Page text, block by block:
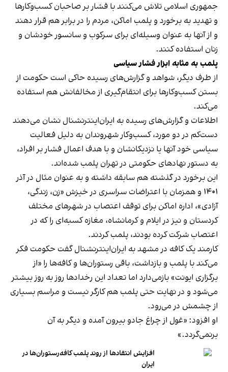
جمهوری اسلامی تلاش می‌کنند با فشار بر صاحبان کسب‌وکارها
و تهدید به برخورد و پلمب اماکن، مردم را در برابر هم قرار دهند
و از آنها به عنوان وسیله‌ای برای سرکوب و سانسور خودشان و
زنان استفاده کنند.
پلمب به مثابه ابزار فشار سیاسی
از طرف دیگر، شواهد و گزارش‌های رسیده حاکی است حکومت از
بستن کسب‌وکارها برای انتقام‌گیری از مخالفانش هم استفاده
می‌کند.
اطلاعات و گزارش‌های رسیده به ایران‌اینترنشنال نشان می‌دهند
دست‌کم در دو مورد، کسب‌وکار شهروندان به دلیل فعالیت
سیاسی خود آنها یا نزدیکانشان و با هدف اعمال فشار بر افراد،
به دستور نهادهای حکومتی در تهران پلمب شده‌اند.
این برخورد در گذشته هم سابقه داشته و به عنوان مثال در آذر
۱۴۰۱ و همزمان با اعتراضات سراسری در خیزش «زن، زندگی،
آزادی»، اداره اماکن برای توقف اعتصاب در شهرهای مختلف
کردستان و نیز در ایلام و کرمانشاه، مغازه کسبه‌ای را که در
اعتصاب شرکت کرده بودند، پلمب کردند.
کارمند یک کافه در مشهد به ایران‌اینترنشنال گفت حکومت فکر
می‌کند با پلمب و بازداشت، باقی رستوران‌ها و کافه‌ها را «از
برگزاری ایونت» بازمی‌دارد اما تعداد این رخدادها روز به روز بیشتر
می‌شود و در نهایت حتی پلمب هم کارگر نیست و مراسم بسیاری
از چشمش در می‌رود.
او افزود: «غول از چراغ جادو بیرون آمده و دیگر به آن
برنمی‎‌گردد.»
افزایش انتقادها از روند پلمب کافه‌رستوران‌ها در
ایران